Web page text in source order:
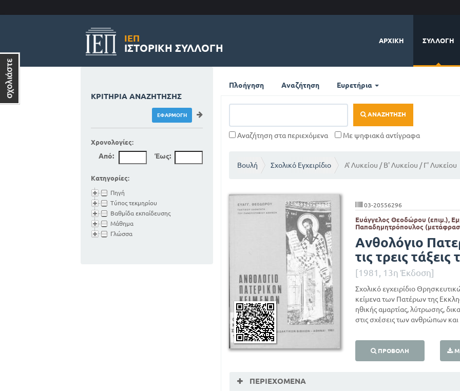
ΙΕΠ
ΙΣΤΟΡΙΚΉ ΣΥΛΛΟΓΉ
ΑΡΧΙΚΉ ΣΥΛΛΟΓΉ
Πλοήγηση Αναζήτηση Ευρετήρια
ΑΝΑΖΉΤΗΣΗ
Αναζήτηση στα περιεχόμενα Με ψηφιακά αντίγραφα
Βουλή Σχολικό Εγχειρίδιο Α' Λυκείου / Β' Λυκείου / Γ' Λυκείου
03-20556296
Ευάγγελος Θεοδώρου (επιμ.),
Παπαδημητρόπουλος
Ανθολόγιο
τις τρεις
[1981, 13η Έκδοση]
Σχολικό εγχειρίδιο
κείμενα των Πατέρων της
ηθικής αμαρτίας, λύτρωσης,
στις σχέσεις των ανθρώπων και
ΠΡΟΒΟΛΉ
ΠΕΡΙΕΧΌΜΕΝΑ
ΚΡΙΤΉΡΙΑ ΑΝΑΖΉΤΗΣΗΣ
Χρονολογίες:
Από: Έως:
Κατηγορίες:
Πηγή
Τύπος τεκμηρίου
Βαθμίδα εκπαίδευσης
Μάθημα
Γλώσσα